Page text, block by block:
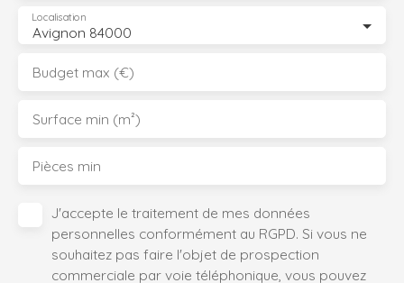
Avignon 84000
Localisation
Budget max (€)
Surface min (m²)
Pièces min
J'accepte le traitement de mes données
personnelles conformément au RGPD. Si vous ne
souhaitez pas faire l'objet de prospection
commerciale par voie téléphonique, vous pouvez